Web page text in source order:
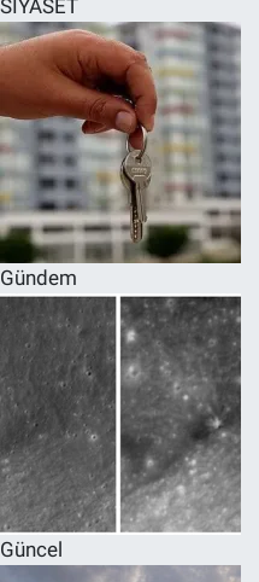
SİYASET
Gündem
Güncel
SPOR
RESMİ İLANLAR